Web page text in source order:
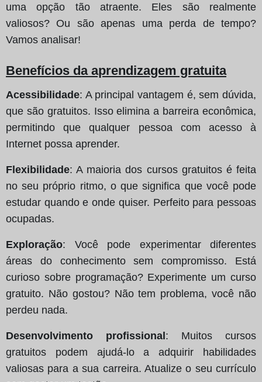
uma opção tão atraente. Eles são realmente
valiosos? Ou são apenas uma perda de tempo?
Vamos analisar!
Benefícios da aprendizagem gratuita
Acessibilidade: A principal vantagem é, sem dúvida,
que são gratuitos. Isso elimina a barreira econômica,
permitindo que qualquer pessoa com acesso à
Internet possa aprender.
Flexibilidade: A maioria dos cursos gratuitos é feita
no seu próprio ritmo, o que significa que você pode
estudar quando e onde quiser. Perfeito para pessoas
ocupadas.
Exploração: Você pode experimentar diferentes
áreas do conhecimento sem compromisso. Está
curioso sobre programação? Experimente um curso
gratuito. Não gostou? Não tem problema, você não
perdeu nada.
Desenvolvimento profissional: Muitos cursos
gratuitos podem ajudá-lo a adquirir habilidades
valiosas para a sua carreira. Atualize o seu currículo